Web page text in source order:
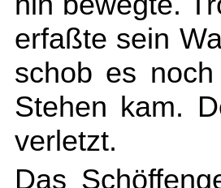
erfaßte sein
schob es
Stehen kam.
verletzt.
Das